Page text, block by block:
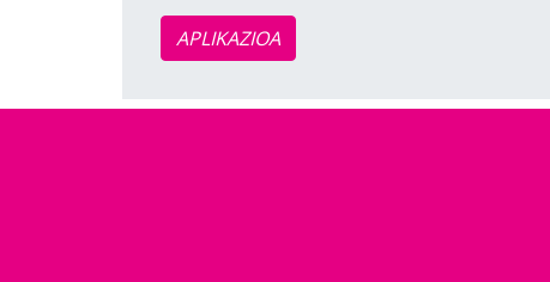
APLIKAZIOA